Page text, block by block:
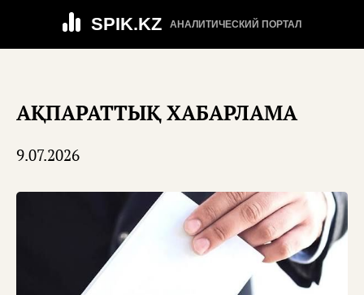
SPIK.KZ АНАЛИТИЧЕСКИЙ ПОРТАЛ
АҚПАРАТТЫҚ ХАБАРЛАМА
9.07.2026